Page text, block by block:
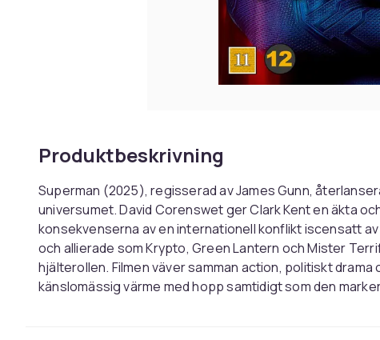
Produktbeskrivning
Superman (2025), regisserad av James Gunn,
universumet. David Corenswet ger Clark Kent en äkta
konsekvenserna av en internationell konflikt iscensatt av
och allierade som Krypto, Green Lantern och Mister
hjälterollen. Filmen väver samman action, politiskt
känslomässig värme med hopp samtidigt som den markerar nästa kapitel i superhjältefilmens